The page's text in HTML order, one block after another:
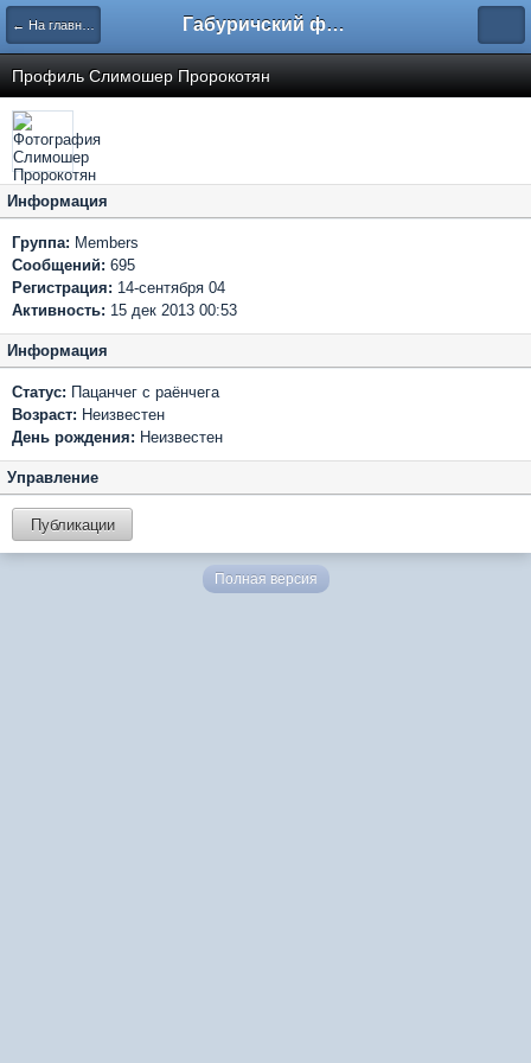
← На главную Габуричский форум
Профиль Слимошер Пророкотян
Информация
Группа: Members
Сообщений: 695
Регистрация: 14-сентября 04
Активность: 15 дек 2013 00:53
Информация
Статус: Пацанчег с раёнчега
Возраст: Неизвестен
День рождения: Неизвестен
Управление
Публикации
Полная версия